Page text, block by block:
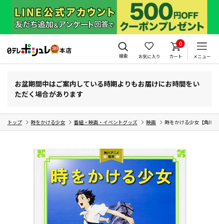
検索 お気に入り
0
カート メニュー
お盆期間中はご案内している時期よりもお届けにお時間をい
ただく場合があります
トップ 時をかける少女 番組・映画・イベントグッズ 映画 時をかける少女【角川